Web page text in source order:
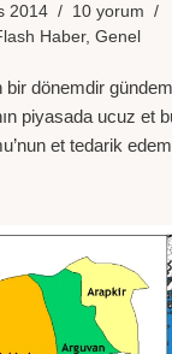
2014
10 yorum
Haber, Genel
dönemdir
piyasada ucuz et
et tedarik